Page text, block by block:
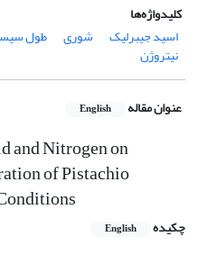
کلیدواژه‌ها
اسید جیبرلیک
شوری طول
نیتروژن
عنوان مقاله English
and Nitrogen on
of Pistachio
چکیده English